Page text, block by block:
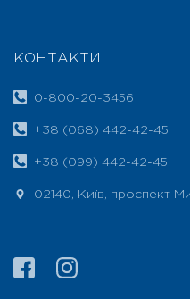
КОНТАКТИ
0-800-20-3456
+38 (068) 442-42-45
+38 (099) 442-42-45
02140, Київ, проспект